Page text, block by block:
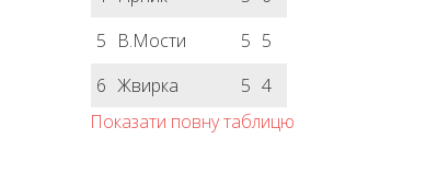
5 В.Мости 5 5
6 Жвирка 5 4
Показати повну таблицю